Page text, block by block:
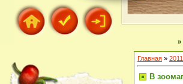
»
Главная » 2011
В